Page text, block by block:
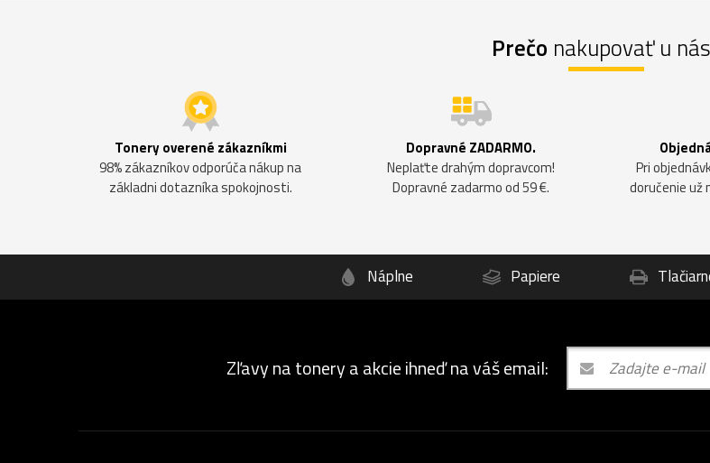
Prečo nakupovať u
Tonery overené zákazníkmi
98% zákazníkov odporúča nákup na
základni dotazníka spokojnosti.
Dopravné ZADARMO.
Neplaťte drahým dopravcom!
Dopravné zadarmo od 59 €.
Pri
doručenie už
Náplne Papiere
Zľavy na tonery a akcie ihneď na váš email: